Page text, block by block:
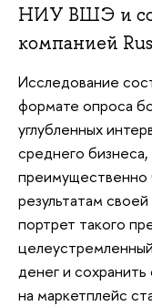
НИУ ВШЭ и
компанией
Исследование
формате опроса
углубленных
среднего
преимущественно
результатам
портрет такого
денег и
на маркетплейс